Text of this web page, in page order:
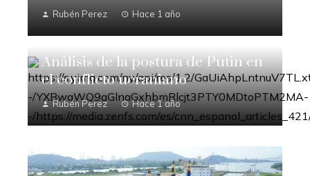
Rubén Perez Hace 1 año
Análisis de la postura de Putin en
el conflicto ucraniano
Rubén Perez Hace 1 año